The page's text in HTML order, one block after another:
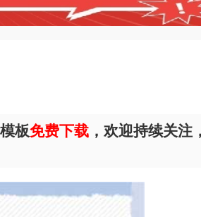
板免费下载 ，欢迎持续关注